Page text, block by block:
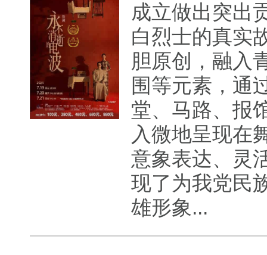
成立做出突出
白烈士的真实
胆原创，融入
围等元素，通
堂、马路、报
入微地呈现在
意象表达、灵
现了为我党民
雄形象...